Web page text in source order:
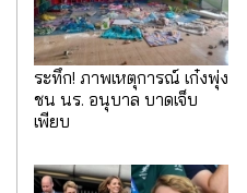
ระทึก! ภาพเหตุการณ์ เก๋งพุ่ง
ชน นร. อนุบาล บาดเจ็บ
เพียบ